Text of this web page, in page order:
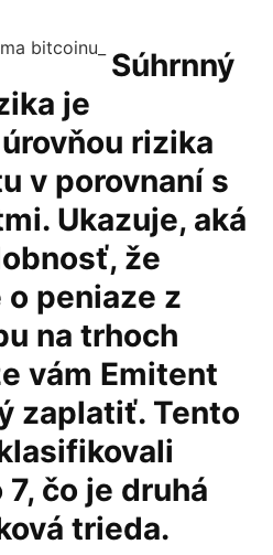
Súhrnný
je
rizika
v porovnaní s
Ukazuje, aká
že
peniaze z
na trhoch
vám Emitent
zaplatiť. Tento
čo je druhá
trieda.